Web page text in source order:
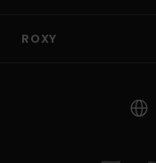
ROXY